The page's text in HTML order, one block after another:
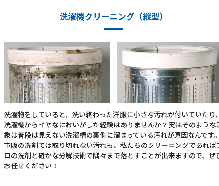
洗濯機クリーニング（縦型）
洗濯物をしていると、洗い終わった洋服に小さな汚れが付いていたり
洗濯機からイヤなにおいがした経験はありませんか？実はそのような
象は普段は見えない洗濯槽の裏側に溜まっている汚れが原因なんです
市販の洗剤では取り切れない汚れも、私たちのクリーニングであれば
ロの洗剤と確かな分解技術で隅々まで落とすことが出来ますので、ぜ
お任せください！